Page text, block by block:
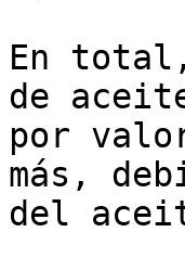
En
de
por
más,
del